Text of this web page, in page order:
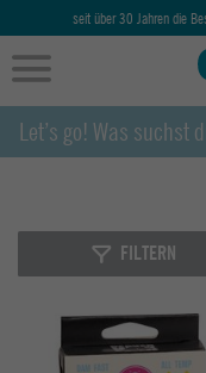
seit über 30 Jahren die
FILTERN